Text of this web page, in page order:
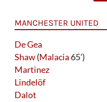
MANCHESTER UNITED
De Gea
Shaw(Malacia 65')
Martinez
Lindelöf
Dalot